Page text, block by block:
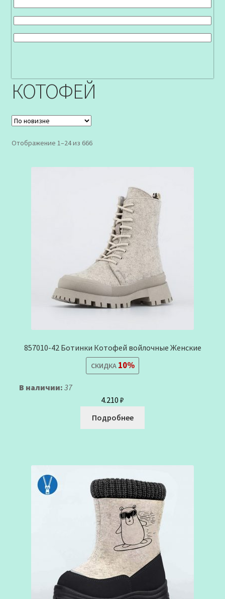
КОТОФЕЙ
Отображение 1–24 из 666Сортировка:
857010-42 Ботинки Котофей войлочные Женские
СКИДКА10%
В наличии: 37
4.210 ₽
Подробнее